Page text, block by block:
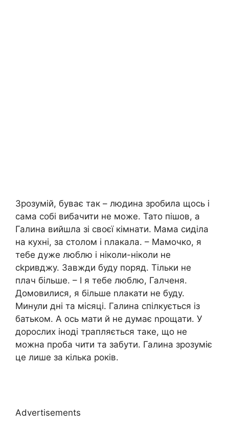
Зрозумій, буває так – людина зробила щось і
сама собі вибачити не може. Тато пішов, а
Галина вийшла зі своєї кімнати. Мама сиділа
на кухні, за столом і nлакала. – Мамочко, я
тебе дуже люблю і ніколи-ніколи не
сkривджу. Завжди буду поряд. Тільки не
плач більше. – І я тебе люблю, Галченя.
Домовилися, я більше nлакати не буду.
Минули дні та місяці. Галина спілкується із
батьком. А ось мати й не думає nрощати. У
дорослих іноді трапляється таке, що не
можна проба чити та забути. Галина зрозуміє
це лише за кілька років.
Advertisements